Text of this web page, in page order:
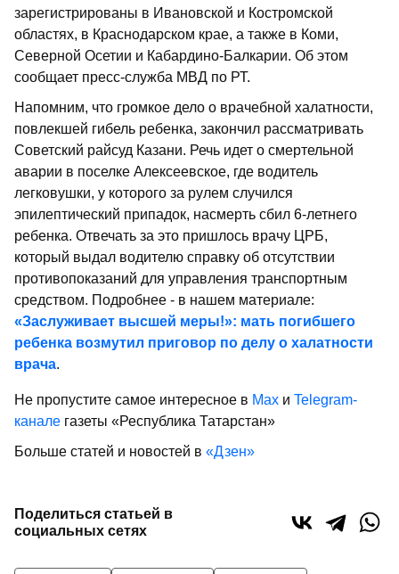
зарегистрированы в Ивановской и Костромской
областях, в Краснодарском крае, а также в Коми,
Северной Осетии и Кабардино-Балкарии. Об этом
сообщает пресс-служба МВД по РТ.
Напомним, что громкое дело о врачебной халатности,
повлекшей гибель ребенка, закончил рассматривать
Советский райсуд Казани. Речь идет о смертельной
аварии в поселке Алексеевское, где водитель
легковушки, у которого за рулем случился
эпилептический припадок, насмерть сбил 6-летнего
ребенка. Отвечать за это пришлось врачу ЦРБ,
который выдал водителю справку об отсутствии
противопоказаний для управления транспортным
средством. Подробнее - в нашем материале:
«Заслуживает высшей меры!»: мать погибшего
ребенка возмутил приговор по делу о халатности
врача.
Не пропустите самое интересное в Max и Telegram-
канале газеты «Республика Татарстан»
Больше статей и новостей в «Дзен»
Поделиться статьей в
социальных сетях